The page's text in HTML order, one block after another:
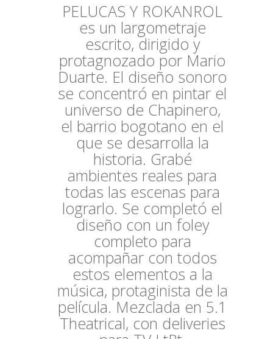
PELUCAS Y ROKANROL
es un largometraje
escrito, dirigido y
protagnozado por Mario
Duarte. El diseño sonoro
se concentró en pintar el
universo de Chapinero,
el barrio bogotano en el
que se desarrolla la
historia. Grabé
ambientes reales para
todas las escenas para
lograrlo. Se completó el
diseño con un foley
completo para
acompañar con todos
estos elementos a la
música, protaginista de la
película. Mezclada en 5.1
Theatrical, con deliveries